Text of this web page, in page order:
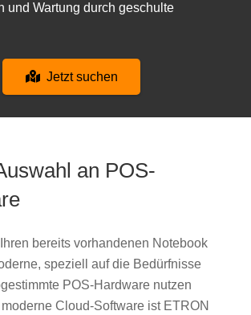
und Wartung durch geschulte
Jetzt suchen
an POS-
bereits vorhandenen Notebook
speziell auf die Bedürfnisse
POS-Hardware nutzen
Cloud-Software ist ETRON